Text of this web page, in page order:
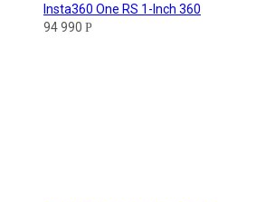
Insta360 One RS 1-Inch 360
94 990 Р